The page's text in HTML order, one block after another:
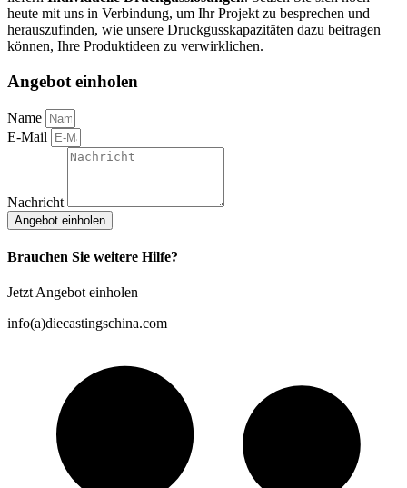
heute mit uns in Verbindung, um Ihr Projekt zu besprechen und
herauszufinden, wie unsere Druckgusskapazitäten dazu beitragen
können, Ihre Produktideen zu verwirklichen.
Angebot einholen
Name
E-Mail
Nachricht
Angebot einholen
Brauchen Sie weitere Hilfe?
Jetzt Angebot einholen
info(a)diecastingschina.com